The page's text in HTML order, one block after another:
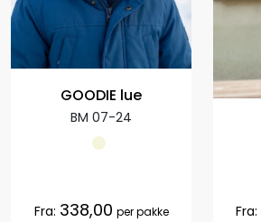
GOODIE lue
BM 07-24
Fra: 338,00 per pakke Fra: